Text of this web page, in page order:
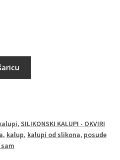
, SILIKONSKI KALUPI - OKVIRI
, kalup, kalupi od slikona, posude